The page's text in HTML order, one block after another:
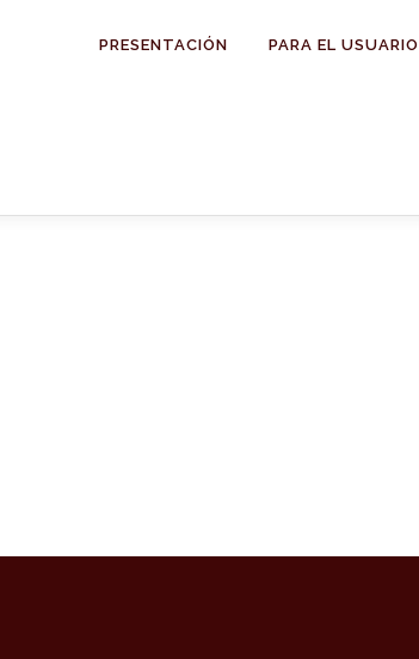
PRESENTACIÓN PARA EL USUARIO